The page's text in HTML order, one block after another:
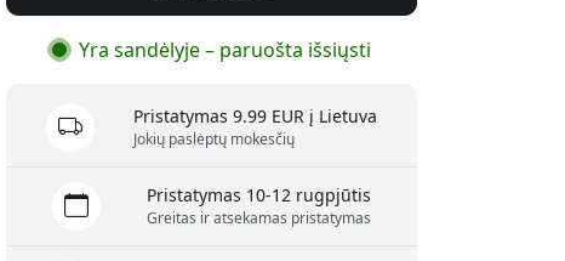
Yra sandėlyje – paruošta išsiųsti
Pristatymas 9.99 EUR į Lietuva
Jokių paslėptų mokesčių
Pristatymas 10-12 rugpjūtis
Greitas ir atsekamas pristatymas